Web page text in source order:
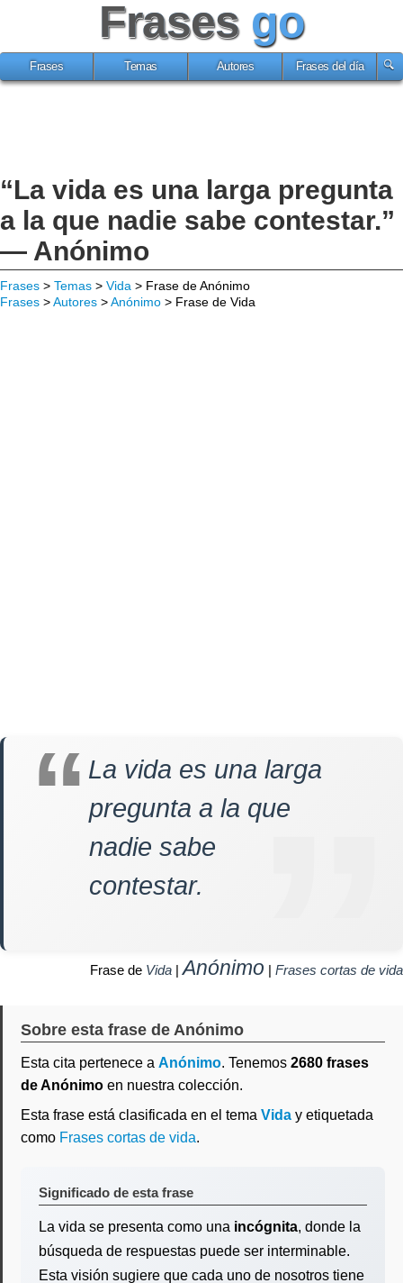
Frases go
Frases Temas Autores Frases del día
“La vida es una larga pregunta
a la que nadie sabe contestar.”
— Anónimo
Frases > Temas > Vida > Frase de Anónimo
Frases >Autores >Anónimo > Frase de Vida
La vida es una larga
pregunta a la que
nadie sabe
contestar.
Frase de Vida |Anónimo | Frases cortas de vida
Sobre esta frase de Anónimo
Esta cita pertenece a Anónimo. Tenemos 2680 frases
de Anónimo en nuestra colección.
Esta frase está clasificada en el tema Vida y etiquetada
como Frases cortas de vida.
Significado de esta frase
La vida se presenta como una incógnita, donde la
búsqueda de respuestas puede ser interminable.
Esta visión sugiere que cada uno de nosotros tiene